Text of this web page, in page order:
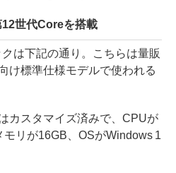
世代Coreを搭載
は下記の通り。こちらは量販
け標準仕様モデルで使われる
カスタマイズ済みで、CPUが
リが16GB、OSがWindows 1